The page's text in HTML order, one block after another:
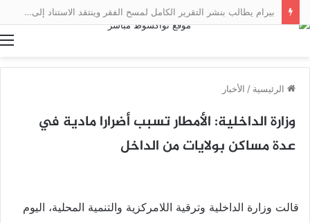
بيرام يطالب بنشر التقرير الكامل لمسح الفقر وينتقد الاستناد إلى نتائج أولية
الرئيسية / الأخبار
وزارة الداخلية: الأمطار تسبب أضرارا مادية في
عدة مساكن بولايات من الداخل
قالت وزارة الداخلية وترقية اللامركزية والتنمية المحلية، اليوم